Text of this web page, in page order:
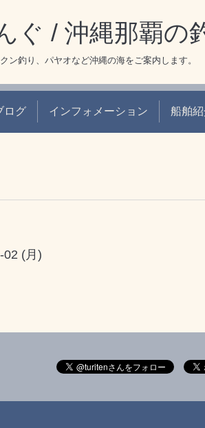
ぐ / 沖縄那覇の
ン釣り、パヤオなど沖縄の海をご案内します。
ログ インフォメーション 船舶
02 (月)